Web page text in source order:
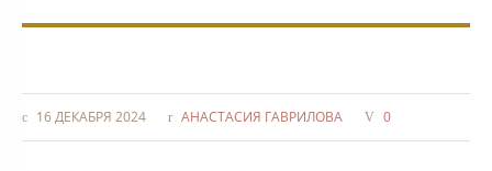
16 ДЕКАБРЯ 2024 АНАСТАСИЯ ГАВРИЛОВА 0